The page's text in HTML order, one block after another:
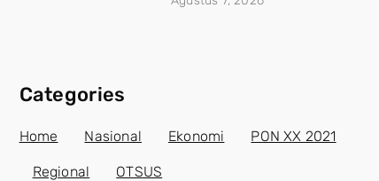
Categories
Home Nasional Ekonomi PON XX 2021
Regional OTSUS